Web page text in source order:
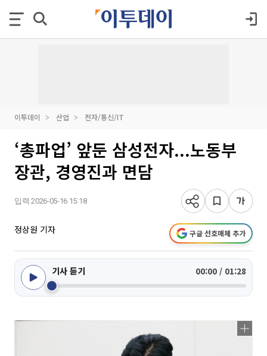
이투데이 산업 전자/통신/IT
‘총파업’ 앞둔 삼성전자...노동부
장관, 경영진과 면담
입력 2026-05-16 15:18
정상원 기자 구글 선호매체 추가
기사 듣기 00:00 / 01:28